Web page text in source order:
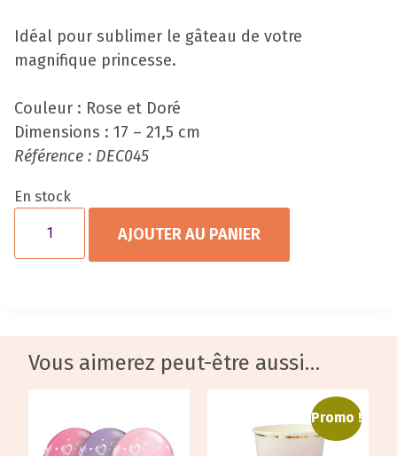
Idéal pour sublimer le gâteau de votre
magnifique princesse.
Couleur : Rose et Doré
Dimensions : 17 – 21,5 cm
Référence : DEC045
En stock
AJOUTER AU PANIER
Vous aimerez peut-être aussi…
Promo !